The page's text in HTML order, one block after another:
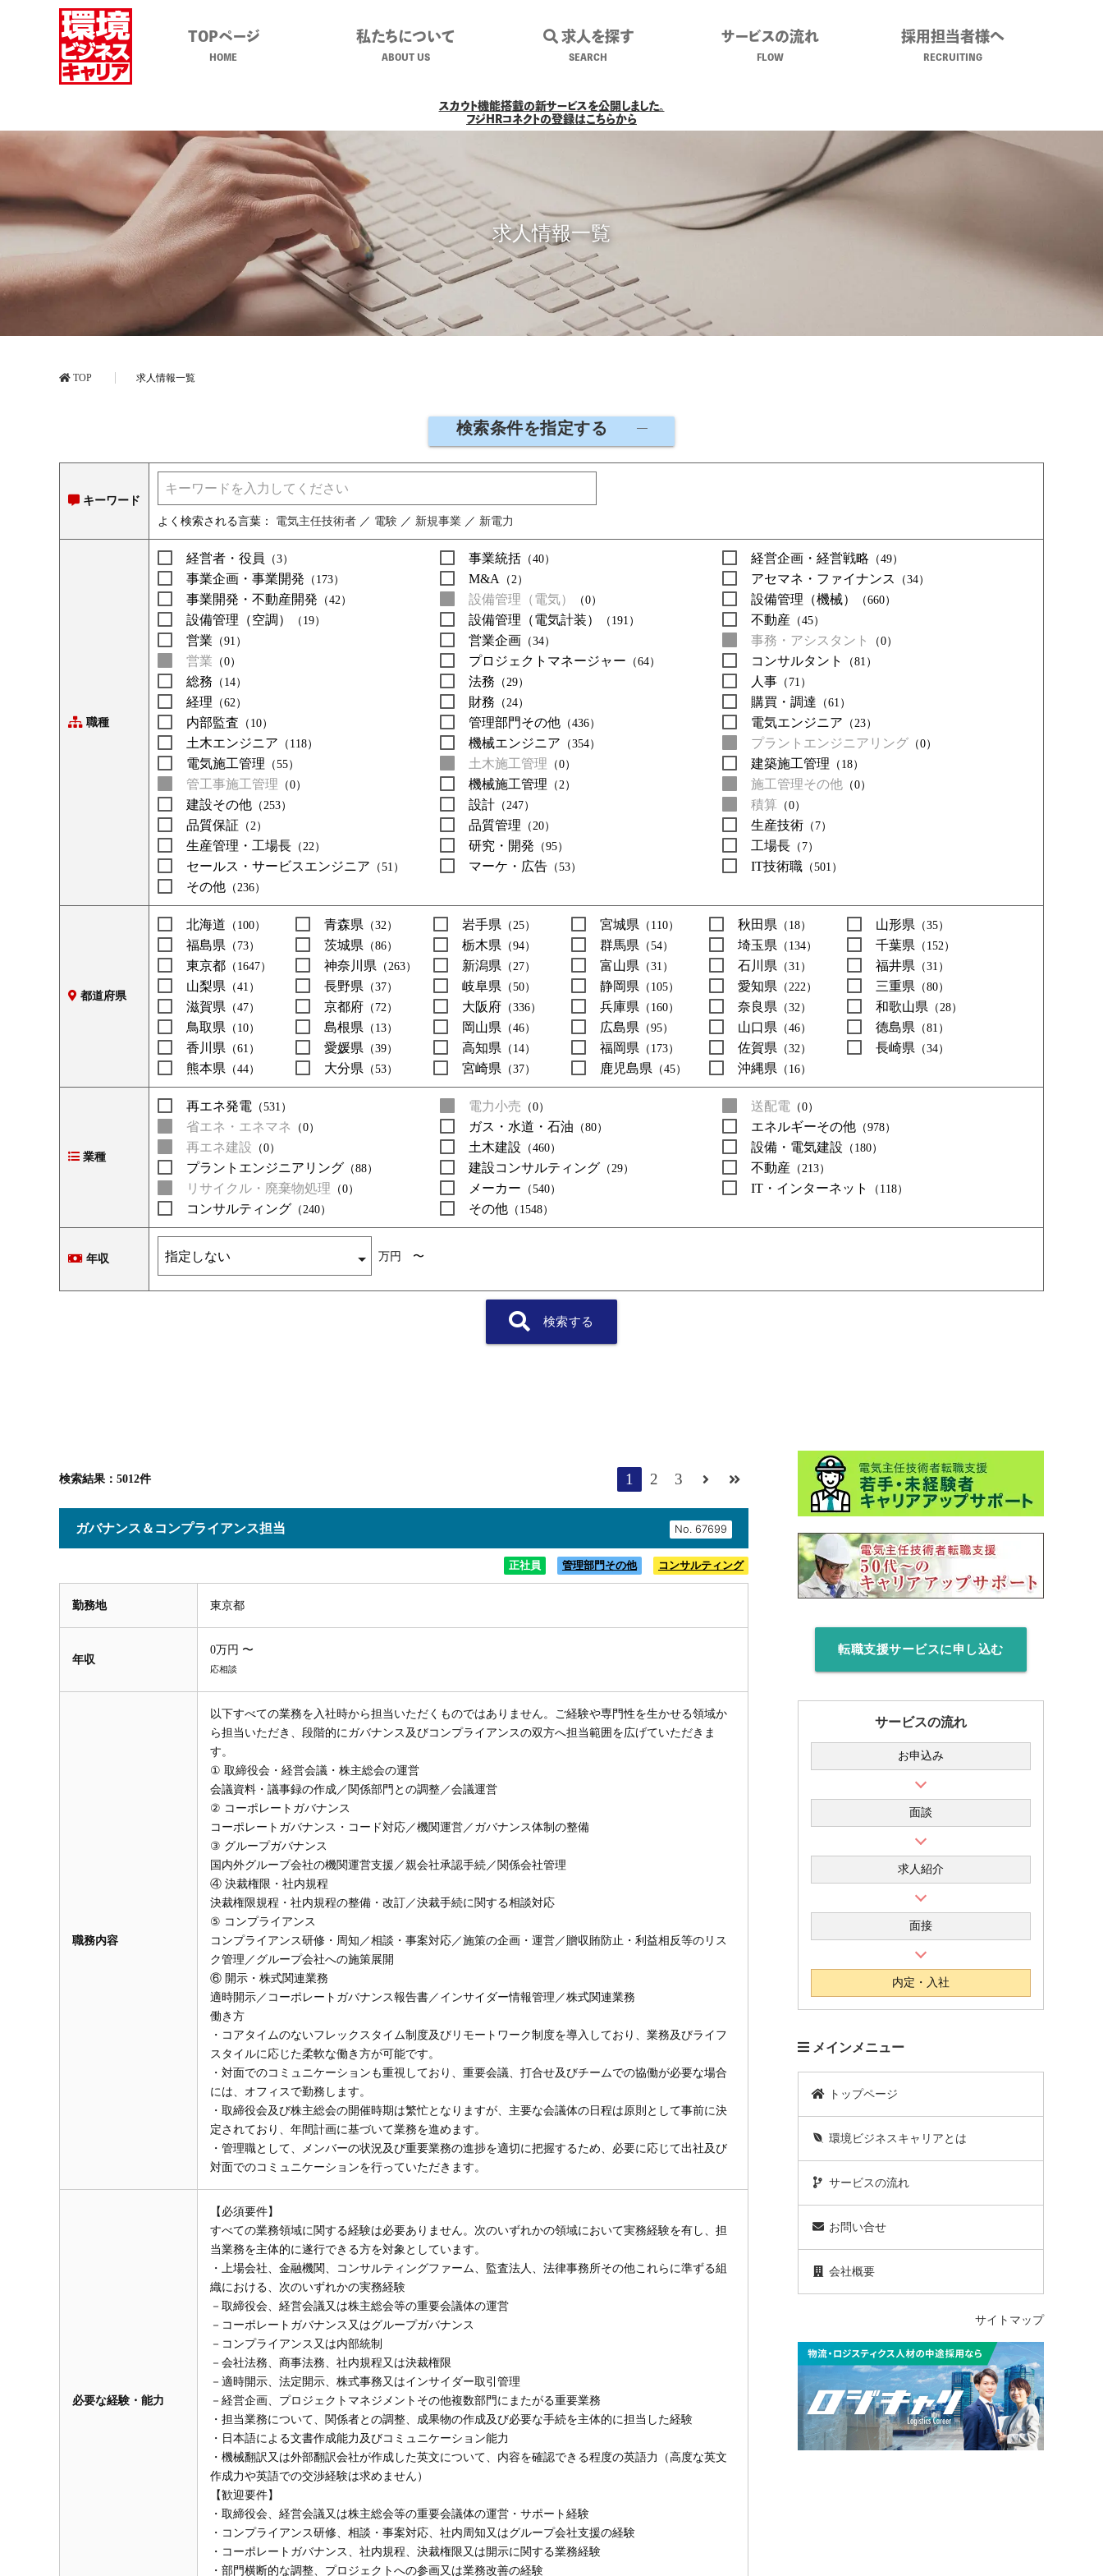
TOPページ
HOME
私たちについて
ABOUT US
求人を探す
SEARCH
サービスの流れ
FLOW
採用担当者様へ
RECRUITING
スカウト機能搭載の新サービスを公開しました。
フジHRコネクトの登録はこちらから
求人情報一覧
TOP 求人情報一覧
検索条件を指定する
キーワード
よく検索される言葉： 電気主任技術者 ／ 電験 ／ 新規事業 ／ 新電力
職種
経営者・役員 （3） 事業統括 （40） 経営企画・経営戦略 （49）
事業企画・事業開発 （173） M&A （2） アセマネ・ファイナンス （34）
事業開発・不動産開発 （42） 設備管理（電気） （0） 設備管理（機械） （660）
設備管理（空調） （19） 設備管理（電気計装） （191） 不動産 （45）
営業 （91） 営業企画 （34） 事務・アシスタント （0）
営業 （0） プロジェクトマネージャー （64） コンサルタント （81）
総務 （14） 法務 （29） 人事 （71）
経理 （62） 財務 （24） 購買・調達 （61）
内部監査 （10） 管理部門その他 （436） 電気エンジニア （23）
土木エンジニア （118） 機械エンジニア （354） プラントエンジニアリング （0）
電気施工管理 （55） 土木施工管理 （0） 建築施工管理 （18）
管工事施工管理 （0） 機械施工管理 （2） 施工管理その他 （0）
建設その他 （253） 設計 （247） 積算 （0）
品質保証 （2） 品質管理 （20） 生産技術 （7）
生産管理・工場長 （22） 研究・開発 （95） 工場長 （7）
セールス・サービスエンジニア （51） マーケ・広告 （53） IT技術職 （501）
その他 （236）
都道府県
北海道 （100） 青森県 （32） 岩手県 （25） 宮城県 （110） 秋田県 （18） 山形県 （35）
福島県 （73） 茨城県 （86） 栃木県 （94） 群馬県 （54） 埼玉県 （134） 千葉県 （152）
東京都 （1647） 神奈川県 （263） 新潟県 （27） 富山県 （31） 石川県 （31） 福井県 （31）
山梨県 （41） 長野県 （37） 岐阜県 （50） 静岡県 （105） 愛知県 （222） 三重県 （80）
滋賀県 （47） 京都府 （72） 大阪府 （336） 兵庫県 （160） 奈良県 （32） 和歌山県 （28）
鳥取県 （10） 島根県 （13） 岡山県 （46） 広島県 （95） 山口県 （46） 徳島県 （81）
香川県 （61） 愛媛県 （39） 高知県 （14） 福岡県 （173） 佐賀県 （32） 長崎県 （34）
熊本県 （44） 大分県 （53） 宮崎県 （37） 鹿児島県 （45） 沖縄県 （16）
業種
再エネ発電 （531） 電力小売 （0） 送配電 （0）
省エネ・エネマネ （0） ガス・水道・石油 （80） エネルギーその他 （978）
再エネ建設 （0） 土木建設 （460） 設備・電気建設 （180）
プラントエンジニアリング （88） 建設コンサルティング （29） 不動産 （213）
リサイクル・廃棄物処理 （0） メーカー （540） IT・インターネット （118）
コンサルティング （240） その他 （1548）
年収 万円 〜
検索する
検索結果：5012件 1 2 3
No.
ガバナンス＆コンプライアンス担当
正社員 管理部門その他 コンサルティング
勤務地 東京都
年収
0万円 〜
応相談
職務内容
以下すべての業務を入社時から担当いただくものではありません。ご経験や専門性を生かせる領域か
ら担当いただき、段階的にガバナンス及びコンプライアンスの双方へ担当範囲を広げていただきま
す。
① 取締役会・経営会議・株主総会の運営
会議資料・議事録の作成／関係部門との調整／会議運営
② コーポレートガバナンス
コーポレートガバナンス・コード対応／機関運営／ガバナンス体制の整備
③ グループガバナンス
国内外グループ会社の機関運営支援／親会社承認手続／関係会社管理
④ 決裁権限・社内規程
決裁権限規程・社内規程の整備・改訂／決裁手続に関する相談対応
⑤ コンプライアンス
コンプライアンス研修・周知／相談・事案対応／施策の企画・運営／贈収賄防止・利益相反等のリス
ク管理／グループ会社への施策展開
⑥ 開示・株式関連業務
適時開示／コーポレートガバナンス報告書／インサイダー情報管理／株式関連業務
働き方
・コアタイムのないフレックスタイム制度及びリモートワーク制度を導入しており、業務及びライフ
スタイルに応じた柔軟な働き方が可能です。
・対面でのコミュニケーションも重視しており、重要会議、打合せ及びチームでの協働が必要な場合
には、オフィスで勤務します。
・取締役会及び株主総会の開催時期は繁忙となりますが、主要な会議体の日程は原則として事前に決
定されており、年間計画に基づいて業務を進めます。
・管理職として、メンバーの状況及び重要業務の進捗を適切に把握するため、必要に応じて出社及び
対面でのコミュニケーションを行っていただきます。
必要な経験・能力
【必須要件】
すべての業務領域に関する経験は必要ありません。次のいずれかの領域において実務経験を有し、担
当業務を主体的に遂行できる方を対象としています。
・上場会社、金融機関、コンサルティングファーム、監査法人、法律事務所その他これらに準ずる組
織における、次のいずれかの実務経験
－取締役会、経営会議又は株主総会等の重要会議体の運営
－コーポレートガバナンス又はグループガバナンス
－コンプライアンス又は内部統制
－会社法務、商事法務、社内規程又は決裁権限
－適時開示、法定開示、株式事務又はインサイダー取引管理
－経営企画、プロジェクトマネジメントその他複数部門にまたがる重要業務
・担当業務について、関係者との調整、成果物の作成及び必要な手続を主体的に担当した経験
・日本語による文書作成能力及びコミュニケーション能力
・機械翻訳又は外部翻訳会社が作成した英文について、内容を確認できる程度の英語力（高度な英文
作成力や英語での交渉経験は求めません）
【歓迎要件】
・取締役会、経営会議又は株主総会等の重要会議体の運営・サポート経験
・コンプライアンス研修、相談・事案対応、社内周知又はグループ会社支援の経験
・コーポレートガバナンス、社内規程、決裁権限又は開示に関する業務経験
・部門横断的な調整、プロジェクトへの参画又は業務改善の経験
転職支援サービスに申し込む
サービスの流れ
お申込み
面談
求人紹介
面接
内定・入社
メインメニュー
トップページ
環境ビジネスキャリアとは
サービスの流れ
お問い合せ
会社概要
サイトマップ